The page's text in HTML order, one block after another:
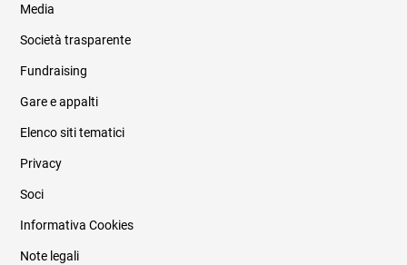
Informazioni legali e trasparenza
Media
Società trasparente
Fundraising
Gare e appalti
Elenco siti tematici
Privacy
Soci
Informativa Cookies
Note legali